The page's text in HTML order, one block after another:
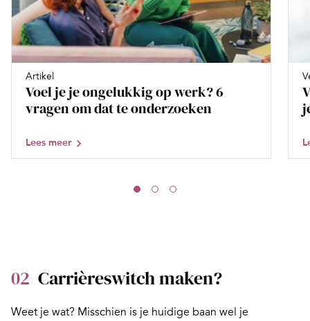
Artikel
Voel je je ongelukkig op werk? 6
vragen om dat te onderzoeken
Lees meer
02 Carrièreswitch maken?
Weet je wat? Misschien is je huidige baan wel je